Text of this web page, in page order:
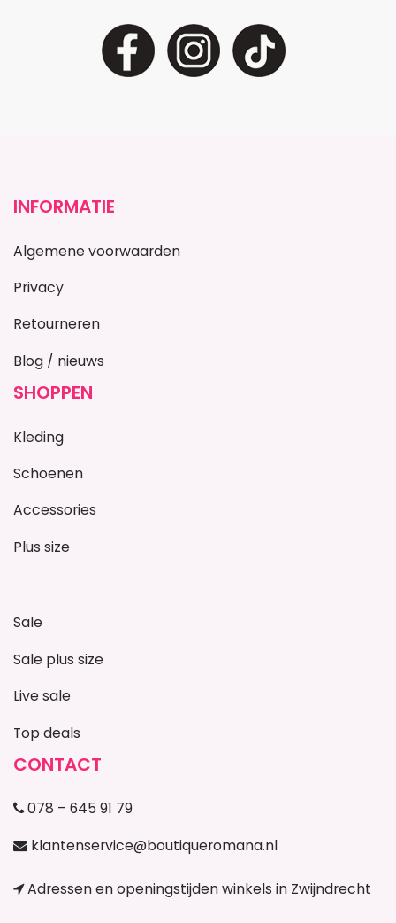
INFORMATIE
Algemene voorwaarden
Privacy
Retourneren
Blog / nieuws
SHOPPEN
Kleding
Schoenen
Accessories
Plus size
Sale
Sale plus size
Live sale
Top deals
CONTACT
078 – 645 91 79
klantenservice@boutiqueromana.nl
Adressen en openingstijden winkels in Zwijndrecht